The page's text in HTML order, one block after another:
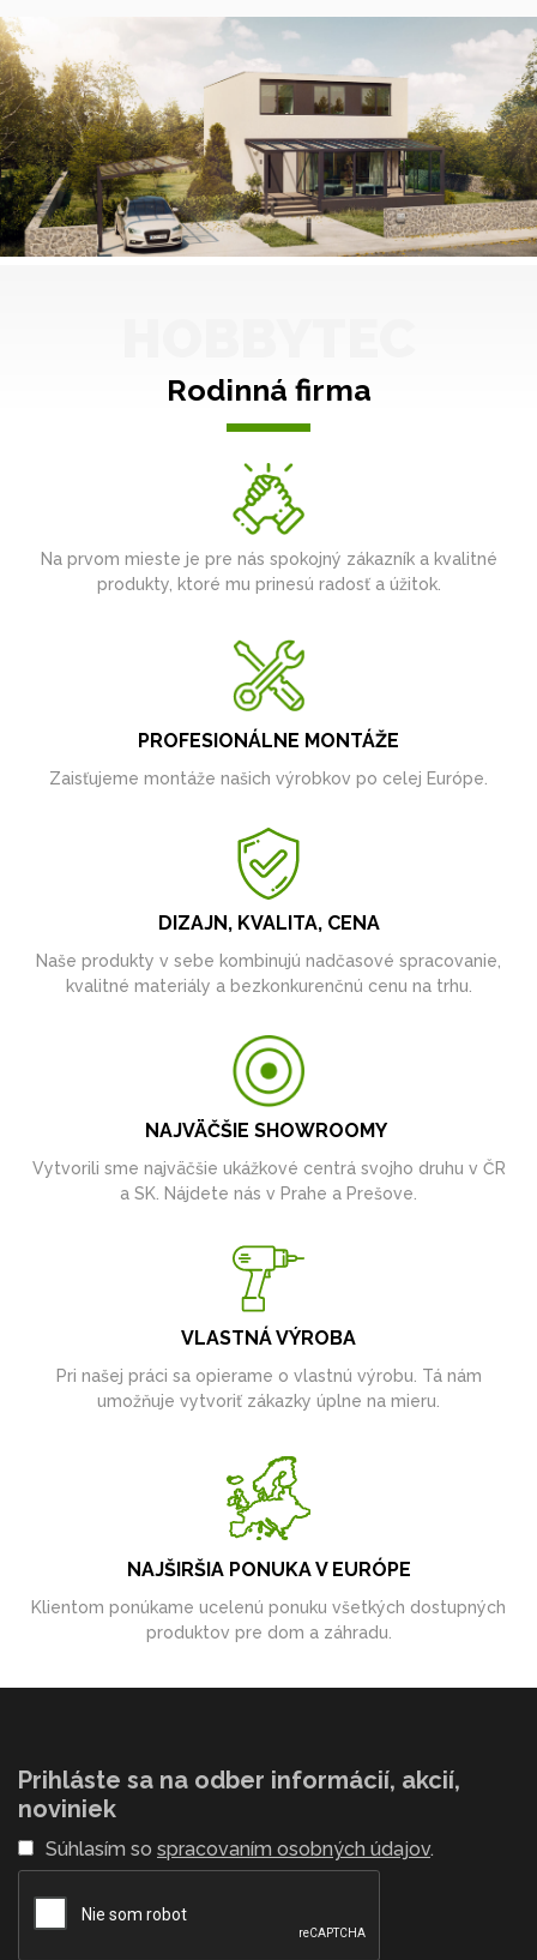
Rodinná firma
Na prvom mieste je pre nás spokojný zákazník a kvalitné
produkty, ktoré mu prinesú radosť a úžitok.
PROFESIONÁLNE MONTÁŽE
Zaisťujeme montáže našich výrobkov po celej Európe.
DIZAJN, KVALITA, CENA
Naše produkty v sebe kombinujú nadčasové spracovanie,
kvalitné materiály a bezkonkurenčnú cenu na trhu.
NAJVÄČŠIE SHOWROOMY
Vytvorili sme najväčšie ukážkové centrá svojho druhu v ČR
a SK. Nájdete nás v Prahe a Prešove.
VLASTNÁ VÝROBA
Pri našej práci sa opierame o vlastnú výrobu. Tá nám
umožňuje vytvoriť zákazky úplne na mieru.
NAJŠIRŠIA PONUKA V EURÓPE
Klientom ponúkame ucelenú ponuku všetkých dostupných
produktov pre dom a záhradu.
Prihláste sa na odber informácií, akcií,
noviniek
Súhlasím so spracovaním osobných údajov.